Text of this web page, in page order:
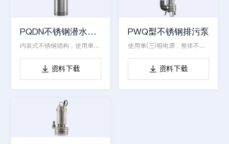
PQDN不锈钢潜水电泵
内装式不锈钢结构，使用单相电源，具有体积小，外观美
 资料下载
PWQ型不锈钢排污泵
使用单(三)相电源，整体不锈钢结构，配有切割装置
 资料下载